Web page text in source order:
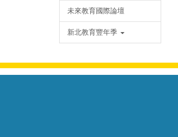
未來教育國際論壇
新北教育豐年季